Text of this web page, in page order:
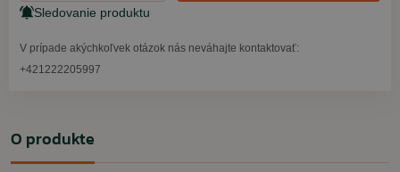
Sledovanie produktu
V prípade akýchkoľvek otázok nás neváhajte kontaktovať:
+421222205997
O produkte